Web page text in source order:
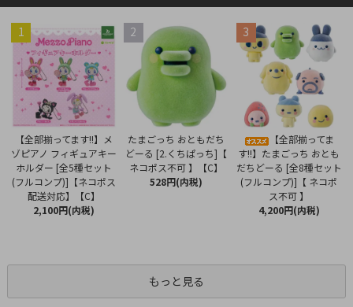
1
【全部揃ってます!!】メ
ゾピアノ フィギュアキー
ホルダー [全5種セット
(フルコンプ)]【ネコポス
配送対応】【C】
2,100円(内税)
2
たまごっち おともだち
どーる [2.くちぱっち]【
ネコポス不可 】【C】
528円(内税)
3
【全部揃ってま
す!!】たまごっち おとも
だちどーる [全8種セット
(フルコンプ)]【 ネコポ
ス不可 】
4,200円(内税)
もっと見る